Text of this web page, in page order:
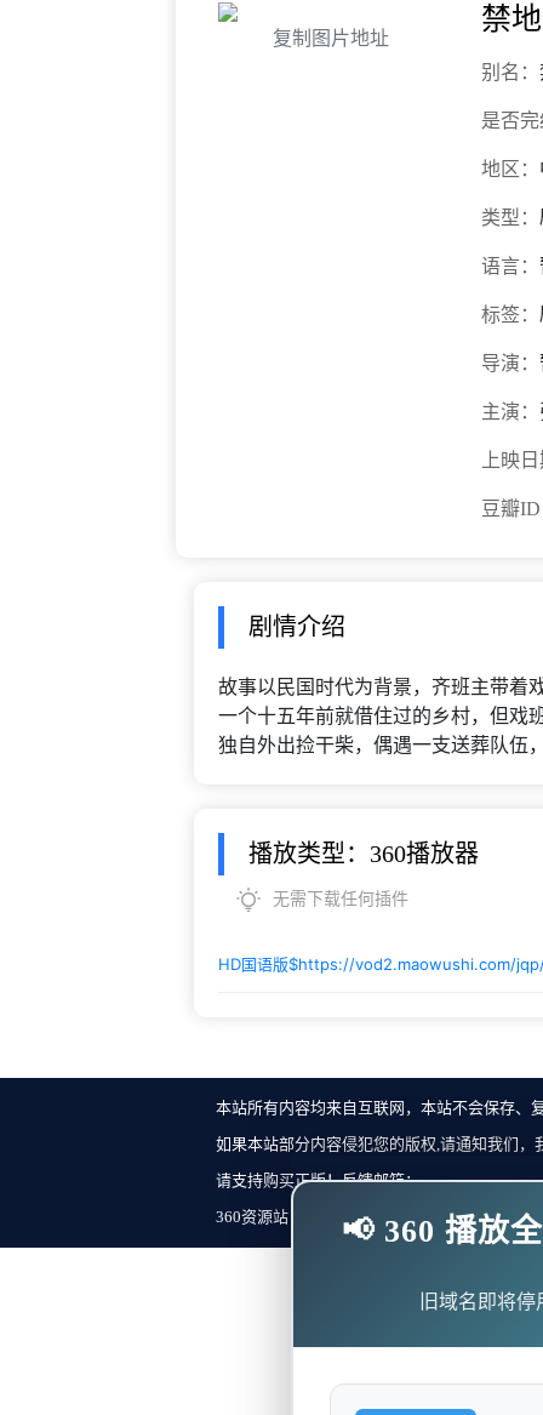
复制图片地址
禁
别名：
是否
地区：
类型：
语言：
标签：
导演：
主演：
上映
豆瓣
剧情介绍
故事以民国时代为背景，齐班主带着
一个十五年前就借住过的乡村，但戏
独自外出捡干柴，偶遇一支送葬队伍
播放类型：360播放器
无需下载任何插件
HD国语版$https://vod2.maowushi.com/
本站所有内容均来自互联网，本站不会保存、
如果本站部分内容侵犯您的版权,请通知我们
请支持购买正版！反馈邮箱：
360资源站 Copyright ©2018-2023 All Rights
📢 360 播放
旧域名即将